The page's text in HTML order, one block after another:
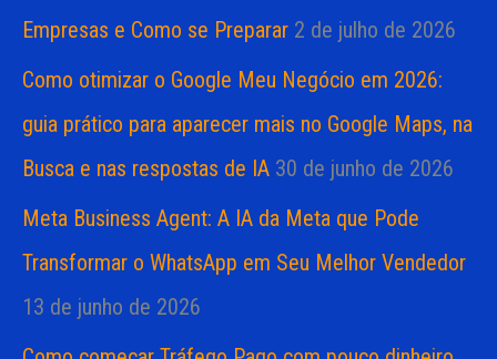
Empresas e Como se Preparar 2 de julho de 2026
Como otimizar o Google Meu Negócio em 2026:
guia prático para aparecer mais no Google Maps, na
Busca e nas respostas de IA 30 de junho de 2026
Meta Business Agent: A IA da Meta que Pode
Transformar o WhatsApp em Seu Melhor Vendedor
13 de junho de 2026